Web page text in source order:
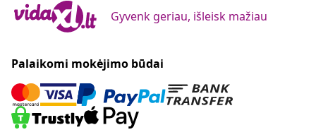
Gyvenk geriau, išleisk mažiau
Palaikomi mokėjimo būdai